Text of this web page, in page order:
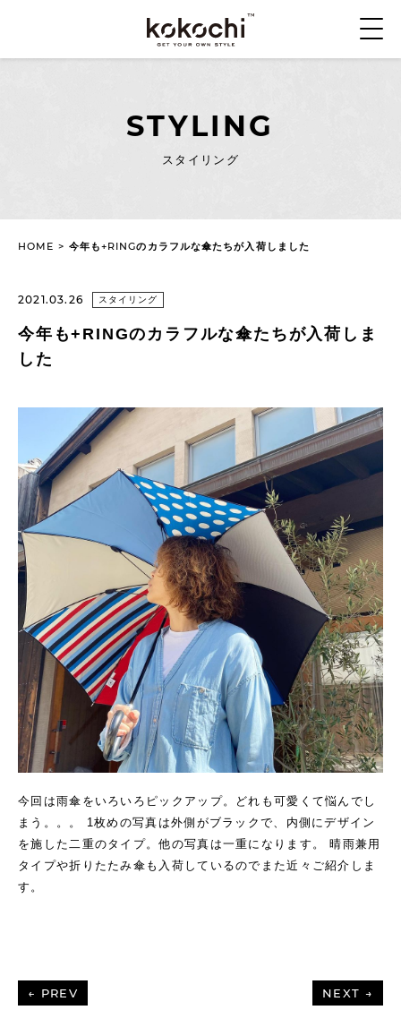
STYLING
スタイリング
HOME > 今年も+RINGのカラフルな傘たちが入荷しました
2021.03.26 スタイリング
今年も+RINGのカラフルな傘たちが入荷しま
した
今回は雨傘をいろいろピックアップ。どれも可愛くて悩んでし
まう。。。 1枚めの写真は外側がブラックで、内側にデザイン
を施した二重のタイプ。他の写真は一重になります。 晴雨兼用
タイプや折りたたみ傘も入荷しているのでまた近々ご紹介しま
す。
← PREV NEXT →